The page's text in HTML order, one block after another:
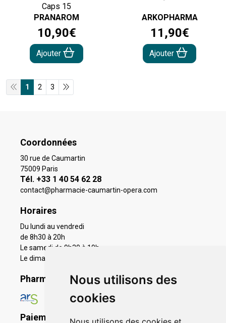
Nous utilisons des
cookies
Caps 15
PRANAROM
10,90€
Ajouter
ARKOPHARMA
11 ,90€
Ajouter
1 2 3
Coordonnées
30 rue de Caumartin
75009 Paris
Tél. +33 1 40 54 62 28
contact@pharmacie-caumartin-opera.com
Horaires
Du lundi au vendredi
de 8h30 à 20h
Le samedi de 9h30 à 19h
Le dimanche 11h à 19h
Pharmacie en ligne agréée
Paiement sécurisé